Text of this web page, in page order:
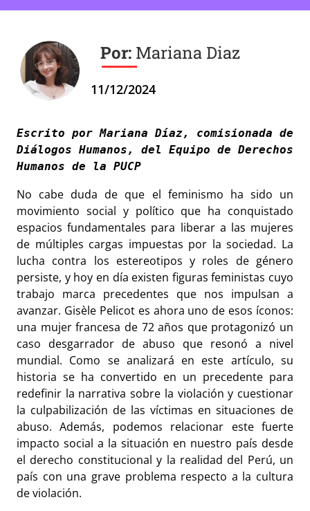
Mariana Diaz
Escrito por Mariana Díaz, comisionada de
Diálogos Humanos, del Equipo de Derechos
Humanos de la PUCP
No cabe duda de que el feminismo ha sido un
movimiento social y político que ha conquistado
espacios fundamentales para liberar a las mujeres
de múltiples cargas impuestas por la sociedad. La
lucha contra los estereotipos y roles de género
persiste, y hoy en día existen figuras feministas cuyo
trabajo marca precedentes que nos impulsan a
avanzar. Gisèle Pelicot es ahora uno de esos íconos:
una mujer francesa de 72 años que protagonizó un
caso desgarrador de abuso que resonó a nivel
mundial. Como se analizará en este artículo, su
historia se ha convertido en un precedente para
redefinir la narrativa sobre la violación y cuestionar
la culpabilización de las víctimas en situaciones de
abuso. Además, podemos relacionar este fuerte
impacto social a la situación en nuestro país desde
el derecho constitucional y la realidad del Perú, un
país con una grave problema respecto a la cultura
de violación.
11/12/2024